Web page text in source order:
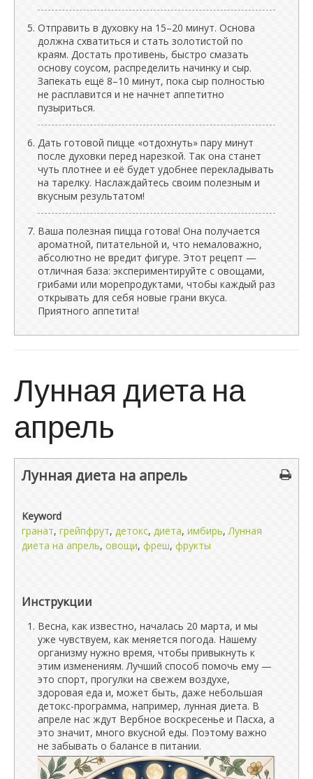
Отправить в духовку на 15–20 минут. Основа
должна схватиться и стать золотистой по
краям. Достать противень, быстро смазать
основу соусом, распределить начинку и сыр.
Запекать ещё 8–10 минут, пока сыр полностью
не расплавится и не начнет аппетитно
пузыриться.
Дать готовой пицце «отдохнуть» пару минут
после духовки перед нарезкой. Так она станет
чуть плотнее и её будет удобнее перекладывать
на тарелку. Наслаждайтесь своим полезным и
вкусным результатом!
Ваша полезная пицца готова! Она получается
ароматной, питательной и, что немаловажно,
абсолютно не вредит фигуре. Этот рецепт —
отличная база: экспериментируйте с овощами,
грибами или морепродуктами, чтобы каждый раз
открывать для себя новые грани вкуса.
Приятного аппетита!
Лунная диета на
апрель
Лунная диета на апрель
Keyword
гранат, грейпфрут, детокс, диета, имбирь,Лунная
диета на апрель, овощи, фреш, фрукты
Инструкции
Весна, как известно, началась 20 марта, и мы
уже чувствуем, как меняется погода. Нашему
организму нужно время, чтобы привыкнуть к
этим изменениям. Лучший способ помочь ему —
это спорт, прогулки на свежем воздухе,
здоровая еда и, может быть, даже небольшая
детокс-программа, например, лунная диета. В
апреле нас ждут Вербное воскресенье и Пасха, а
это значит, много вкусной еды. Поэтому важно
не забывать о балансе в питании.